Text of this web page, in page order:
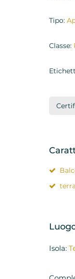
Tipo:
Classe:
Isola: